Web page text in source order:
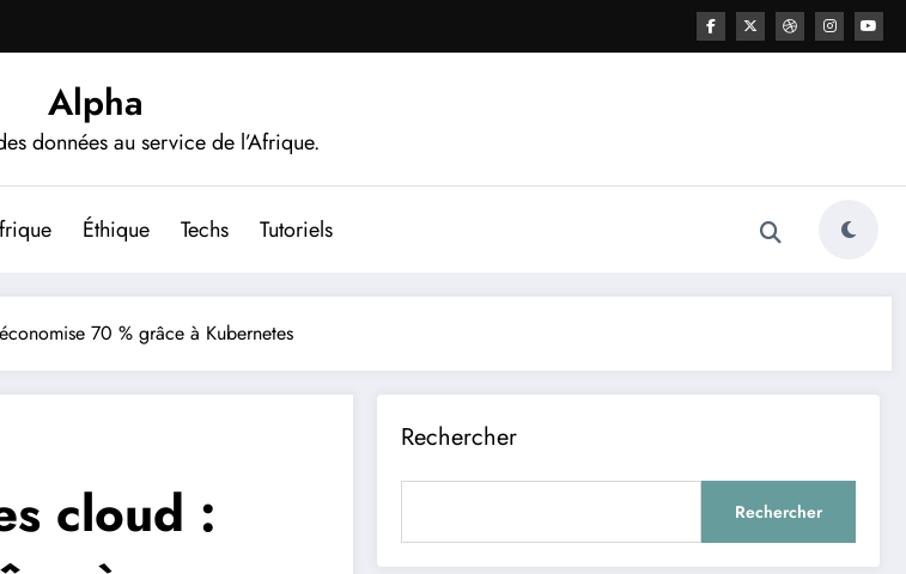
Alpha
données au service de l’Afrique.
Éthique Techs Tutoriels
70 % grâce à Kubernetes
cloud :
Rechercher
Rechercher